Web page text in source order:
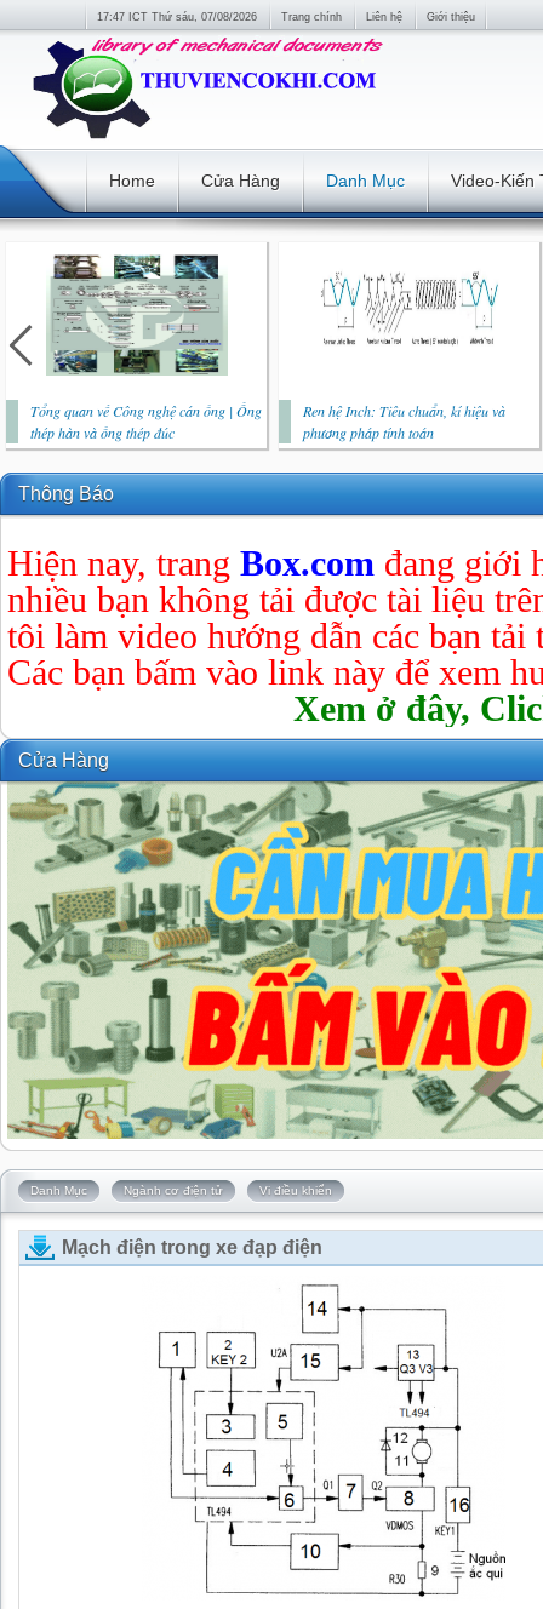
17:47 ICT Thứ sáu, 07/08/2026 Trang chính Liên hệ Giới thiệu
Home Cửa Hàng Danh Mục Video-Kiến
Tổng quan về Công nghệ cán ống | Ống
thép hàn và ống thép đúc
Ren hệ Inch: Tiêu chuẩn, kí hiệu và
phương pháp tính toán
Thông Báo
Hiện nay, trang Box.com đang giới
nhiều bạn không tải được tài liệu
tôi làm video hướng dẫn các bạn tải
Các bạn bấm vào link này để xem
Xem ở đây,
Cửa Hàng
Danh Mục Ngành cơ điện tử Vi điều khiển
Mạch điện trong xe đạp điện